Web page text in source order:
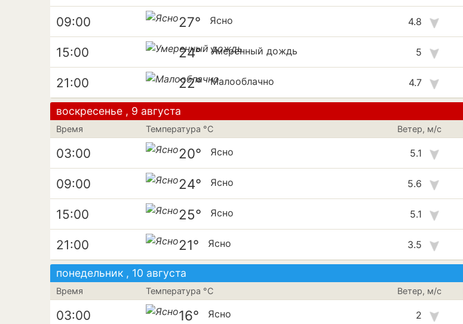
09:00 27° Ясно 4.8
15:00 24° Умеренный дождь 5
21:00 22° Малооблачно 4.7
воскресенье , 9 августа
Время Температура °C Ветер, м/с
03:00 20° Ясно 5.1
09:00 24° Ясно 5.6
15:00 25° Ясно 5.1
21:00 21° Ясно 3.5
понедельник , 10 августа
Время Температура °C Ветер, м/с
03:00 16° Ясно 2